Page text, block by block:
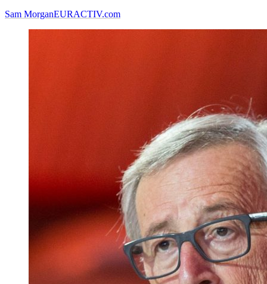
Sam MorganEURACTIV.com